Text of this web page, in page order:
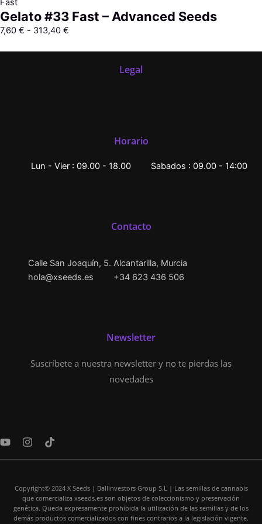
Fast
Gelato #33 Fast – Advanced Seeds
7,60 € - 313,40 €
Legal
Horario
Lun - Vier : 09.00 - 18.00 Sabados : 09.00 - 14:00
Contacto
Calle San Joaquín, 5. Alcantarilla, Murcia
hola@xseeds.es
+34 623 436 506
Newsletter
Suscríbete a nuestra newsletter y no te pierdas las
novedades
Y
u
I
s
g
r
a
T
k
o
k
Copyright© 2024 X Seeds | Ballinvestors Group S.L | Las semillas de cannabis
que comercializa xseeds.es son objetos de coleccionismo y preservación
genética. Queda expresamente prohibida la utilización de las semillas y de los
demás productos comercializados con fines contrarios a la legislación vigente.